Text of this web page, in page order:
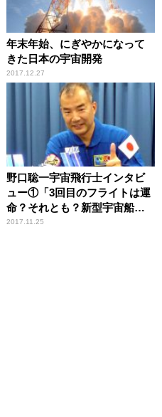
年末年始、にぎやかになって
きた日本の宇宙開発
2017.12.27
野口聡一宇宙飛行士インタビ
ュー①「3回目のフライトは運
命？それとも？新型宇宙船へ
の期待は？」
2017.11.25